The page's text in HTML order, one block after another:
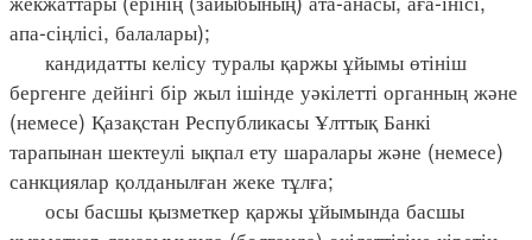
апа-сіңлісі, балалары);
кандидатты келісу туралы қаржы ұйымы өтініш
бергенге дейінгі бір жыл ішінде уәкілетті органның және
(немесе) Қазақстан Республикасы Ұлттық Банкі
тарапынан шектеулі ықпал ету шаралары және (немесе)
санкциялар қолданылған жеке тұлға;
осы басшы қызметкер қаржы ұйымында басшы